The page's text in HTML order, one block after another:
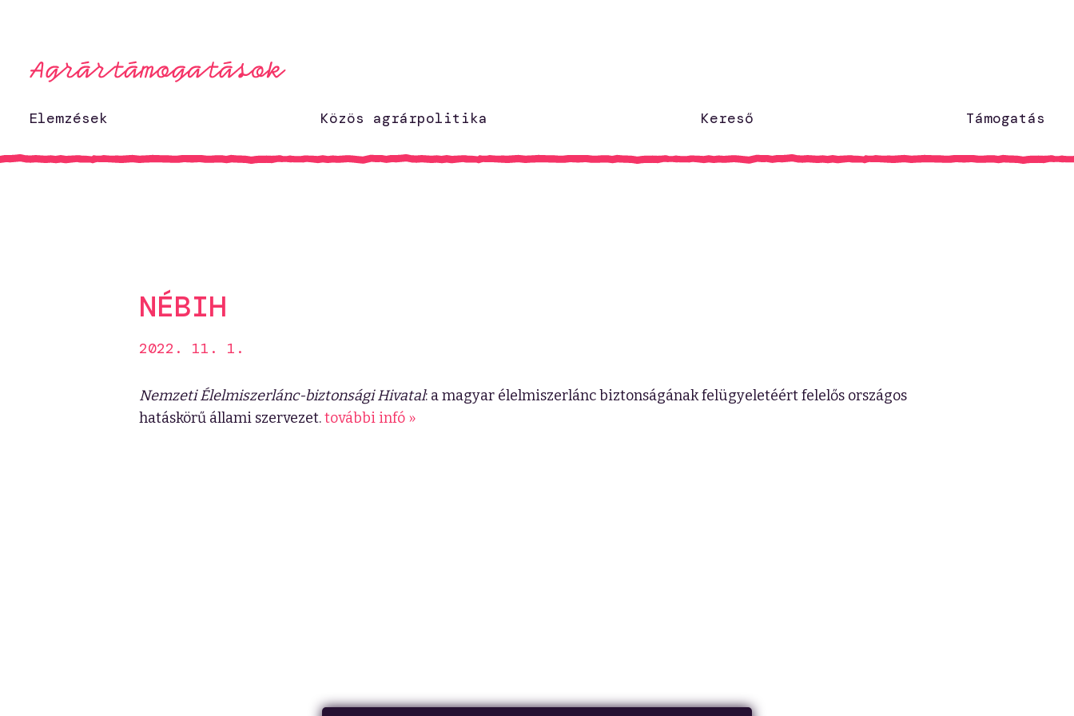
Elemzések Közös agrárpolitika Kereső Támogatás
NÉBIH
2022. 11. 1.
Nemzeti Élelmiszerlánc-biztonsági Hivatal: a magyar élelmiszerlánc biztonságának felügyeletéért felelős országos
hatáskörű állami szervezet.további infó »